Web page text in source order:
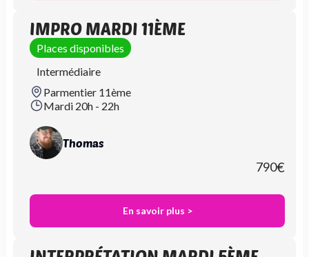
IMPRO MARDI 11ÈME
Places disponibles
Intermédiaire
Parmentier 11ème
Mardi 20h - 22h
Thomas
790€
En savoir plus >